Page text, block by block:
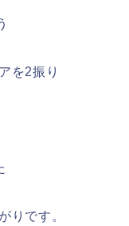
を2振り
りです。